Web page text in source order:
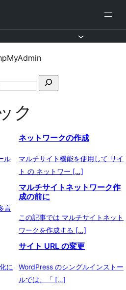
フ
の
索
ク
ル
ネットワークの作成
マルチサイト機能を使用して サイ
ト の ネットワー […]
言
マルチサイトネットワーク作
成の前に
この記事では マルチサイトネット
ワークを作成する […]
に
サイト URL の変更
WordPress のシングルインストー
ルでは、「 […]